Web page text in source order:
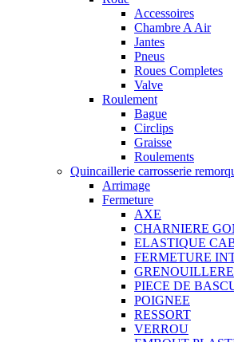
Accessoires
Chambre A Air
Jantes
Pneus
Roues Completes
Valve
Roulement
Bague
Circlips
Graisse
Roulements
Quincaillerie carrosserie
Arrimage
Fermeture
AXE
CHARNIERE
ELASTIQUE
FERMETURE
GRENOUILLERE
PIECE DE
POIGNEE
RESSORT
VERROU